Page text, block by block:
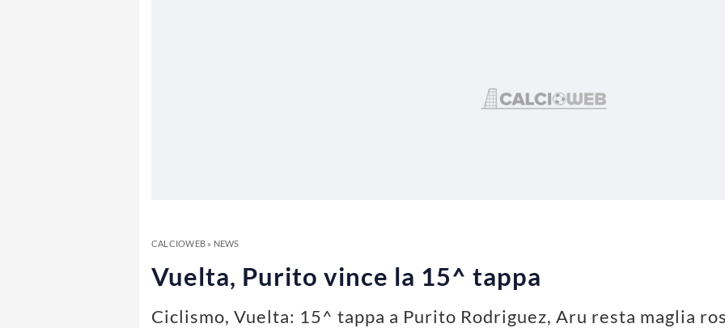
CALCIOWEB» NEWS
Vuelta, Purito vince la 15^ tappa
Ciclismo, Vuelta: 15^ tappa a Purito Rodriguez, Aru resta maglia